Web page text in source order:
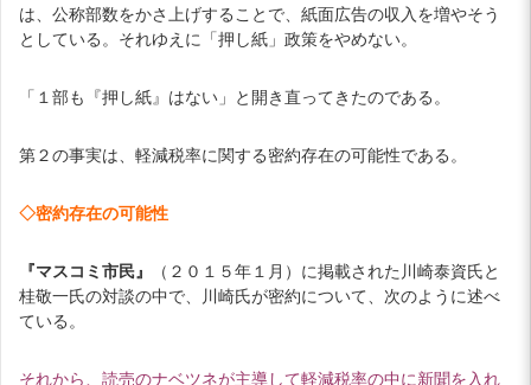
は、公称部数をかさ上げすることで、紙面広告の収入を増やそう
としている。それゆえに「押し紙」政策をやめない。
「１部も『押し紙』はない」と開き直ってきたのである。
第２の事実は、軽減税率に関する密約存在の可能性である。
◇密約存在の可能性
『マスコミ市民』
（２０１５年１月）に掲載された川崎泰資氏と
桂敬一氏の対談の中で、川崎氏が密約について、次のように述べ
ている。
それから、読売のナベツネが主導して軽減税率の中に新聞を入れ